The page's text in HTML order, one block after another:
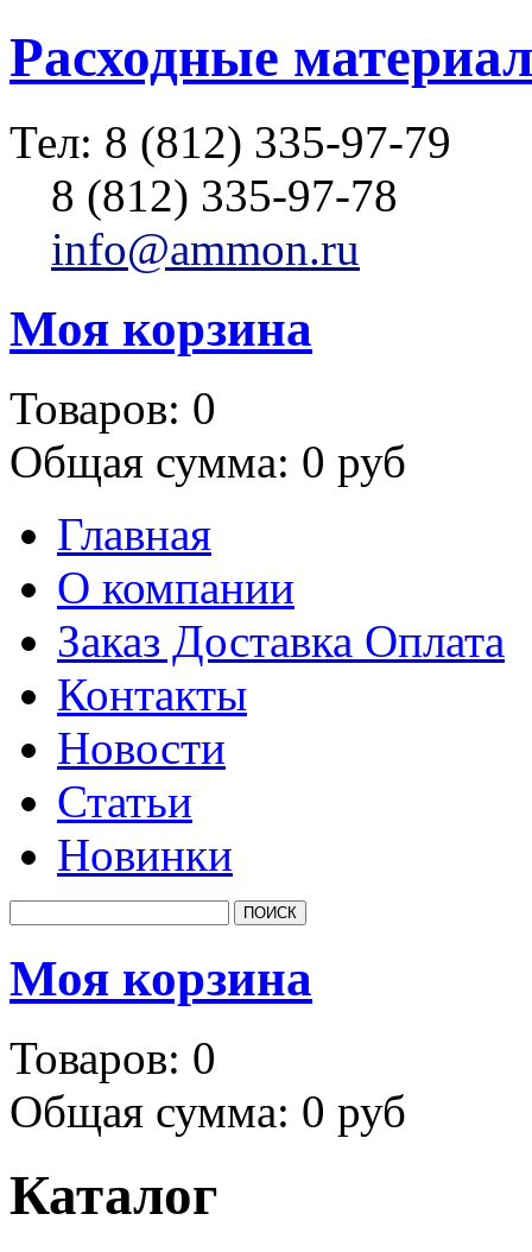
Расходные
Тел: 8 (812) 335-97-79
8 (812) 335-97-78
info@ammon.ru
Моя корзина
Товаров: 0
Общая сумма: 0 руб
Главная
О компании
Заказ Доставка Оплата
Контакты
Новости
Статьи
Новинки
Моя корзина
Товаров: 0
Общая сумма: 0 руб
Каталог